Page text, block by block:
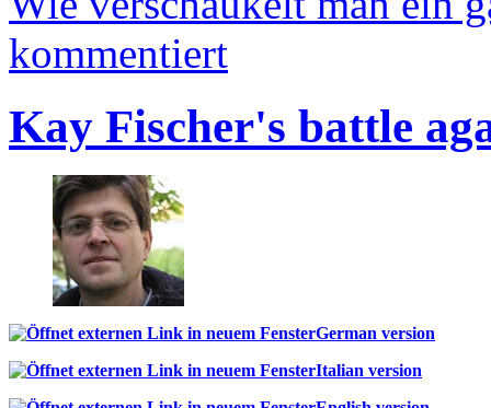
kommentiert
Kay Fischer's battle
German version
Italian version